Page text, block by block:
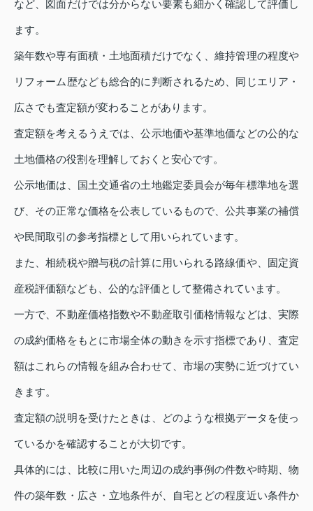
など、図面だけでは分からない要素も細かく確認して評価し
ます。
築年数や専有面積・土地面積だけでなく、維持管理の程度や
リフォーム歴なども総合的に判断されるため、同じエリア・
広さでも査定額が変わることがあります。
査定額を考えるうえでは、公示地価や基準地価などの公的な
土地価格の役割を理解しておくと安心です。
公示地価は、国土交通省の土地鑑定委員会が毎年標準地を選
び、その正常な価格を公表しているもので、公共事業の補償
や民間取引の参考指標として用いられています。
また、相続税や贈与税の計算に用いられる路線価や、固定資
産税評価額なども、公的な評価として整備されています。
一方で、不動産価格指数や不動産取引価格情報などは、実際
の成約価格をもとに市場全体の動きを示す指標であり、査定
額はこれらの情報を組み合わせて、市場の実勢に近づけてい
きます。
査定額の説明を受けたときは、どのような根拠データを使っ
ているかを確認することが大切です。
具体的には、比較に用いた周辺の成約事例の件数や時期、物
件の築年数・広さ・立地条件が、自宅とどの程度近い条件か